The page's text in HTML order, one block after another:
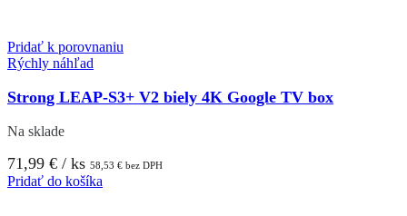
Pridať k porovnaniu
Rýchly náhľad
Strong LEAP-S3+ V2 biely 4K Google TV box
Na sklade
71,99 € / ks 58,53 € bez DPH
Pridať do košíka